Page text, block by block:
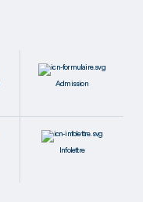
Admission
Infolettre